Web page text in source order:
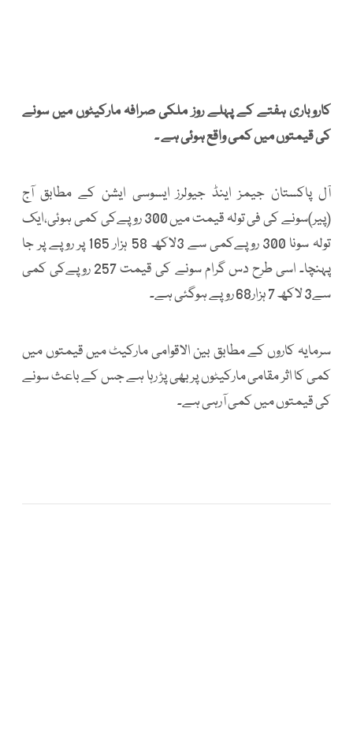
کاروباری ہفتے کے پہلے روز ملکی صرافہ مارکیٹوں میں سونے
کی قیمتوں میں کمی واقع ہوئی ہے ۔
آل پاکستان جیمز اینڈ جیولرز ایسوسی ایشن کے مطابق آج
(پیر)سونے کی فی تولہ قیمت میں 300 روپےکی کمی ہوئی،ایک
تولہ سونا 300 روپےکمی سے 3لاکھ 58 ہزار 165 پر روپے پر جا
پہنچا۔ اسی طرح دس گرام سونے کی قیمت 257 روپےکی کمی
سے3 لاکھ 7 ہزار68 روپے ہوگئی ہے۔
سرمایہ کاروں کے مطابق بین الاقوامی مارکیٹ میں قیمتوں میں
کمی کا اثر مقامی مارکیٹوں پر بھی پڑ رہا ہے جس کے باعث سونے
کی قیمتوں میں کمی آرہی ہے۔